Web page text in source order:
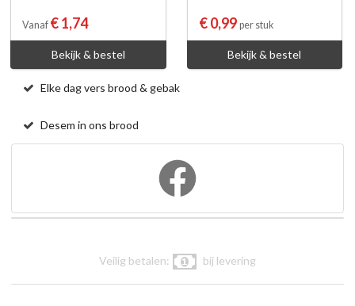
Vanaf € 1,74
Bekijk & bestel
€ 0,99 per stuk
Bekijk & bestel
Elke dag vers brood & gebak
Desem in ons brood
Veilig betalen: bij levering